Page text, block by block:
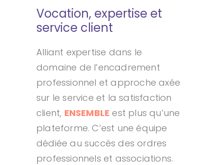
Vocation, expertise et
service client
Alliant expertise dans le
domaine de l’encadrement
professionnel et approche axée
sur le service et la satisfaction
client, ENSEMBLE est plus qu’une
plateforme. C’est une équipe
dédiée au succès des ordres
professionnels et associations.